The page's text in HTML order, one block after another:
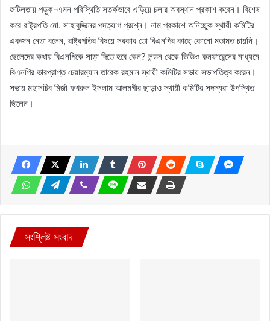
জটিলতায় পড়ুক-এমন পরিস্থিতি সতর্কভাবে এড়িয়ে চলার অবস্থান প্রকাশ করেন। বিশেষ
করে রাষ্ট্রপতি মো. সাহাবুদ্দিনের পদত্যাগ প্রশ্নে। নাম প্রকাশে অনিচ্ছুক স্থায়ী কমিটির
একজন নেতা বলেন, রাষ্ট্রপতির বিষয়ে সরকার তো বিএনপির কাছে কোনো মতামত চায়নি।
ছেলেদের কথায় বিএনপিকে সাড়া দিতে হবে কেন? লন্ডন থেকে ভিডিও কনফারেন্সের মাধ্যমে
বিএনপির ভারপ্রাপ্ত চেয়ারম্যান তারেক রহমান স্থায়ী কমিটির সভায় সভাপতিত্ব করেন।
সভায় মহাসচিব মির্জা ফখরুল ইসলাম আলমগীর ছাড়াও স্থায়ী কমিটির সদস্যরা উপস্থিত
ছিলেন।
সংশ্লিষ্ট সংবাদ